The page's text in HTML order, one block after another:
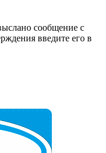
сообщение с
введите его в